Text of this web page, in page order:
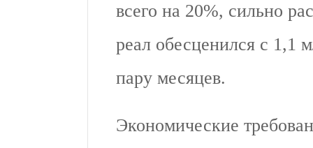
всего на 20%, сильно
реал обесценился с 1,1
пару месяцев.
Экономические